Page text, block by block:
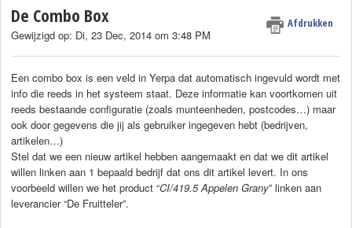
De Combo Box Afdrukken
Gewijzigd op: Di, 23 Dec, 2014 om 3:48 PM
Een combo box is een veld in Yerpa dat automatisch ingevuld wordt met
info die reeds in het systeem staat. Deze informatie kan voortkomen uit
reeds bestaande configuratie (zoals munteenheden, postcodes…) maar
ook door gegevens die jij als gebruiker ingegeven hebt (bedrijven,
artikelen…)
Stel dat we een nieuw artikel hebben aangemaakt en dat we dit artikel
willen linken aan 1 bepaald bedrijf dat ons dit artikel levert. In ons
voorbeeld willen we het product “CI/419.5 Appelen Grany” linken aan
leverancier “De Fruitteler”.